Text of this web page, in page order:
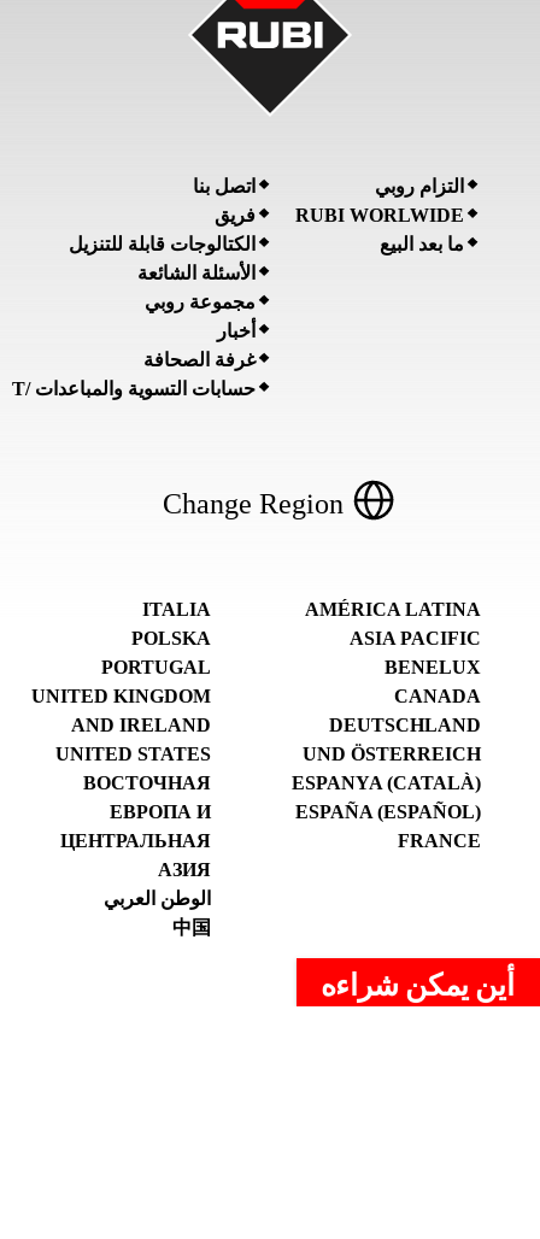
أين يمكن شراءه
التزام روبي
RUBI WORLWIDE
ما بعد البيع
اتصل بنا
فريق
الكتالوجات قابلة للتنزيل
الأسئلة الشائعة
مجموعة روبي
أخبار
غرفة الصحافة
حسابات التسوية والمباعدات /T
Change Region
AMÉRICA LATINA
ASIA PACIFIC
BENELUX
CANADA
DEUTSCHLAND
UND ÖSTERREICH
ESPANYA (CATALÀ)
ESPAÑA (ESPAÑOL)
FRANCE
ITALIA
POLSKA
PORTUGAL
UNITED KINGDOM
AND IRELAND
UNITED STATES
ВОСТОЧНАЯ
ЕВРОПА И
ЦЕНТРАЛЬНАЯ
АЗИЯ
الوطن العربي
中国